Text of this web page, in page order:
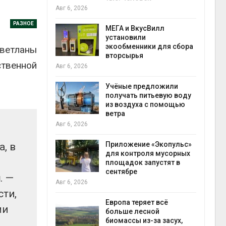
РАЗНОЕ
в
—
и пожары:
с
с крыш
Авг 6, 2026
МЕГА и ВкусВилл
установили
экообменники для сбора
вторсырья
Авг 6, 2026
Учёные предложили
получать питьевую воду
из воздуха с помощью
ветра
Авг 6, 2026
Приложение «Экопульс»
для контроля мусорных
площадок запустят в
сентябре
Авг 6, 2026
Европа теряет всё
больше лесной
биомассы из-за засух,